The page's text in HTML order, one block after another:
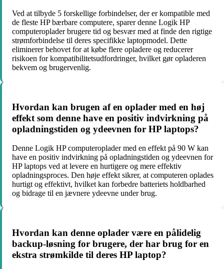
Ved at tilbyde 5 forskellige forbindelser, der er kompatible med
de fleste HP bærbare computere, sparer denne Logik HP
computeroplader brugere tid og besvær med at finde den rigtige
strømforbindelse til deres specifikke laptopmodel. Dette
eliminerer behovet for at købe flere opladere og reducerer
risikoen for kompatibilitetsudfordringer, hvilket gør opladeren
bekvem og brugervenlig.
Hvordan kan brugen af en oplader med en høj
effekt som denne have en positiv indvirkning på
opladningstiden og ydeevnen for HP laptops?
Denne Logik HP computeroplader med en effekt på 90 W kan
have en positiv indvirkning på opladningstiden og ydeevnen for
HP laptops ved at levere en hurtigere og mere effektiv
opladningsproces. Den høje effekt sikrer, at computeren oplades
hurtigt og effektivt, hvilket kan forbedre batteriets holdbarhed
og bidrage til en jævnere ydeevne under brug.
Hvordan kan denne oplader være en pålidelig
backup-løsning for brugere, der har brug for en
ekstra strømkilde til deres HP laptop?